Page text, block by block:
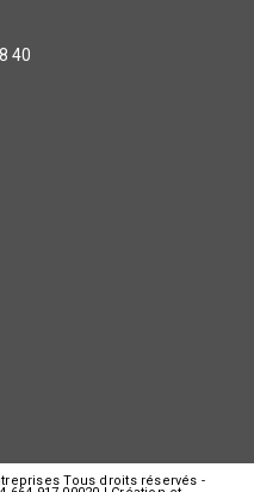
40
Tous droits réservés -